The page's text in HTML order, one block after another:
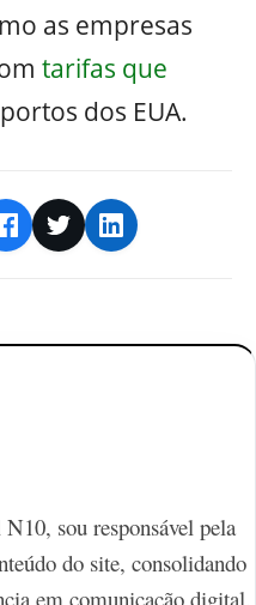
as empresas
tarifas que
dos EUA.
sou responsável pela
do site, consolidando
em comunicação digital.